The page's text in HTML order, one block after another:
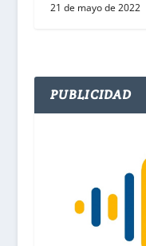
21 de mayo de 2022
PUBLICIDAD